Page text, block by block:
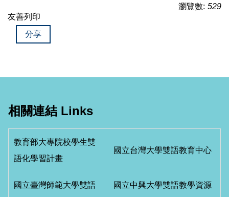
瀏覽數: 529
友善列印
分享
相關連結 Links
教育部大專院校學生雙
語化學習計畫
國立台灣大學雙語教育中心
國立臺灣師範大學雙語
國立中興大學雙語教學資源